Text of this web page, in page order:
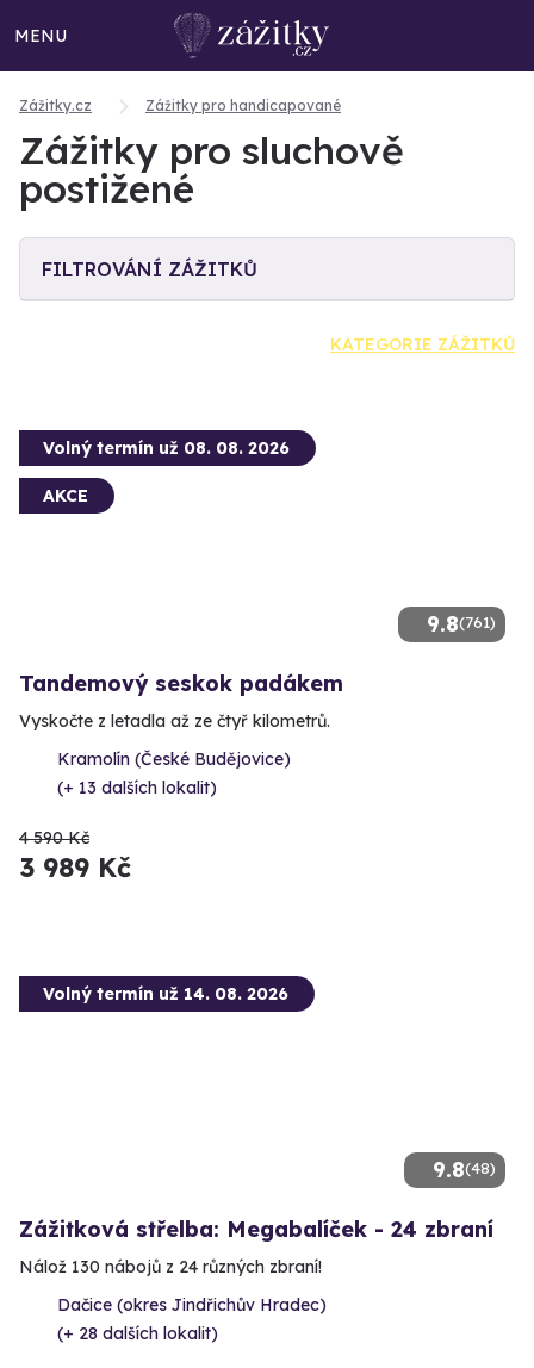
MENU
Zážitky.cz Zážitky pro handicapované
Zážitky pro sluchově
postižené
FILTROVÁNÍ ZÁŽITKŮ
KATEGORIE ZÁŽITKŮ
9.8(761)
Volný termín už 08. 08. 2026
AKCE
Tandemový seskok padákem
Vyskočte z letadla až ze čtyř kilometrů.
Kramolín (České Budějovice)
(+ 13 dalších lokalit)
4 590 Kč
3 989 Kč
9.8(48)
Volný termín už 14. 08. 2026
Zážitková střelba: Megabalíček - 24 zbraní
Nálož 130 nábojů z 24 různých zbraní!
Dačice (okres Jindřichův Hradec)
(+ 28 dalších lokalit)